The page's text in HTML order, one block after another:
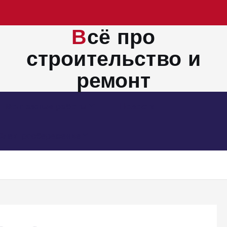
Всё про
строительство и
ремонт